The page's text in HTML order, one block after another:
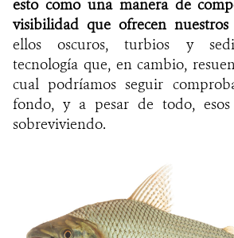
esto como una manera de
visibilidad que ofrecen nuestros
ellos oscuros, turbios y
tecnología que, en cambio,
cual podríamos seguir
fondo, y a pesar de todo, esos
sobreviviendo.